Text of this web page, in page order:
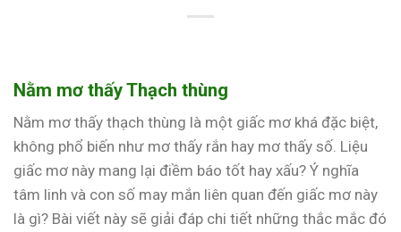
Nằm mơ thấy Thạch thùng
Nằm mơ thấy thạch thùng là một giấc mơ khá đặc biệt,
không phổ biến như mơ thấy rắn hay mơ thấy số. Liệu
giấc mơ này mang lại điềm báo tốt hay xấu? Ý nghĩa
tâm linh và con số may mắn liên quan đến giấc mơ này
là gì? Bài viết này sẽ giải đáp chi tiết những thắc mắc đó